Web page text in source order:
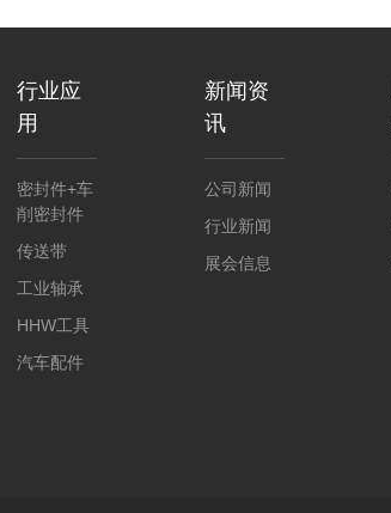
行业应
用
密封件+车
削密封件
传送带
工业轴承
HHW工具
汽车配件
新闻资
讯
公司新闻
行业新闻
展会信息